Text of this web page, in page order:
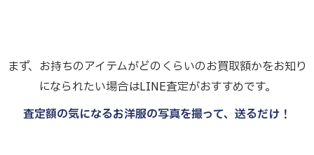
まず、お持ちのアイテムがどのくらいのお買取額かをお知り
になられたい場合はLINE査定がおすすめです。
査定額の気になるお洋服の写真を撮って、送るだけ！